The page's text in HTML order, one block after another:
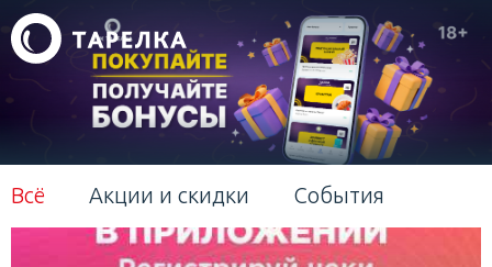
Всё Акции и скидки События